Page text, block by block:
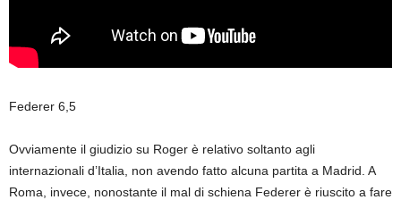
Federer 6,5
Ovviamente il giudizio su Roger è relativo soltanto agli
internazionali d’Italia, non avendo fatto alcuna partita a Madrid. A
Roma, invece, nonostante il mal di schiena Federer è riuscito a fare